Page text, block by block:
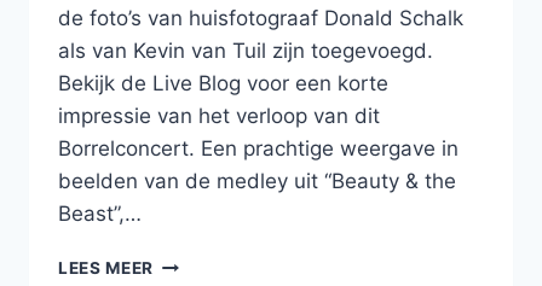
de foto’s van huisfotograaf Donald Schalk
als van Kevin van Tuil zijn toegevoegd.
Bekijk de Live Blog voor een korte
impressie van het verloop van dit
Borrelconcert. Een prachtige weergave in
beelden van de medley uit “Beauty & the
Beast”,…
LEES MEER FOTO’S